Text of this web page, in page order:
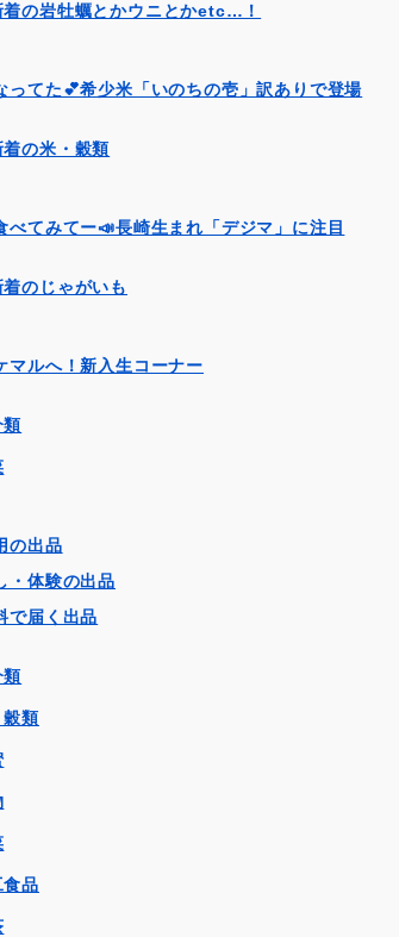
着の岩牡蠣とかウニとかetc…！
ってた💕希少米「いのちの壱」訳ありで登場
の米・穀類
べてみてー📣長崎生まれ「デジマ」に注目
のじゃがいも
マルへ！新入生コーナー
の出品
・体験の出品
で届く出品
類
品